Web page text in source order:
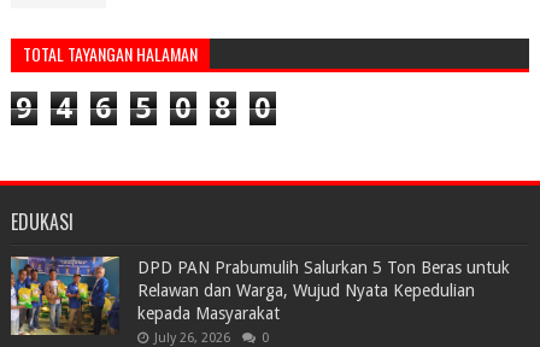
TOTAL TAYANGAN HALAMAN
9 4 6 5 0 8 0
EDUKASI
DPD PAN Prabumulih Salurkan 5 Ton Beras untuk
Relawan dan Warga, Wujud Nyata Kepedulian
kepada Masyarakat
July 26, 2026 0